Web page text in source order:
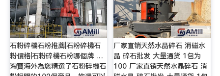
石粉碎機石粉推薦|石粉碎機石
粉價格|石粉碎機石粉哪個牌 …
淘寶海外為您精選了石粉碎機石
厂家直销天然水晶碎石 消磁水
晶 碎石批发 大量通货 1包为
100 厂家直销天然水晶碎石 消